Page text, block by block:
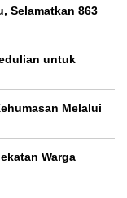
Selamatkan 863
untuk
Melalui
Warga